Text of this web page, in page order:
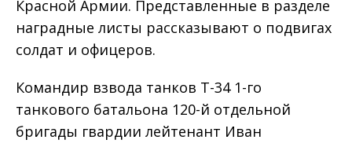
Красной Армии. Представленные в разделе
наградные листы рассказывают о подвигах
солдат и офицеров.
Командир взвода танков Т-34 1-го
танкового батальона 120-й отдельной
бригады гвардии лейтенант Иван